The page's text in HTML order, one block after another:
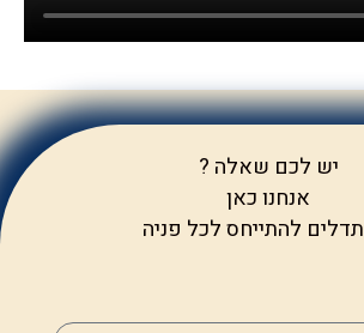
יש לכם שאלה ?
אנחנו כאן
להתייחס לכל פניה